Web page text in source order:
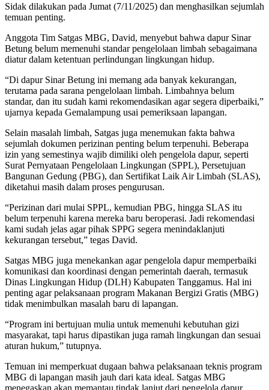
Sidak dilakukan pada Jumat (7/11/2025) dan menghasilkan sejumlah
temuan penting.
Anggota Tim Satgas MBG, David, menyebut bahwa dapur Sinar
Betung belum memenuhi standar pengelolaan limbah sebagaimana
diatur dalam ketentuan perlindungan lingkungan hidup.
“Di dapur Sinar Betung ini memang ada banyak kekurangan,
terutama pada sarana pengelolaan limbah. Limbahnya belum
standar, dan itu sudah kami rekomendasikan agar segera diperbaiki,”
ujarnya kepada Gemalampung usai pemeriksaan lapangan.
Selain masalah limbah, Satgas juga menemukan fakta bahwa
sejumlah dokumen perizinan penting belum terpenuhi. Beberapa
izin yang semestinya wajib dimiliki oleh pengelola dapur, seperti
Surat Pernyataan Pengelolaan Lingkungan (SPPL), Persetujuan
Bangunan Gedung (PBG), dan Sertifikat Laik Air Limbah (SLAS),
diketahui masih dalam proses pengurusan.
“Perizinan dari mulai SPPL, kemudian PBG, hingga SLAS itu
belum terpenuhi karena mereka baru beroperasi. Jadi rekomendasi
kami sudah jelas agar pihak SPPG segera menindaklanjuti
kekurangan tersebut,” tegas David.
Satgas MBG juga menekankan agar pengelola dapur memperbaiki
komunikasi dan koordinasi dengan pemerintah daerah, termasuk
Dinas Lingkungan Hidup (DLH) Kabupaten Tanggamus. Hal ini
penting agar pelaksanaan program Makanan Bergizi Gratis (MBG)
tidak menimbulkan masalah baru di lapangan.
“Program ini bertujuan mulia untuk memenuhi kebutuhan gizi
masyarakat, tapi harus dipastikan juga ramah lingkungan dan sesuai
aturan hukum,” tutupnya.
Temuan ini memperkuat dugaan bahwa pelaksanaan teknis program
MBG di lapangan masih jauh dari kata ideal. Satgas MBG
menegaskan akan memantau tindak lanjut dari pengelola dapur